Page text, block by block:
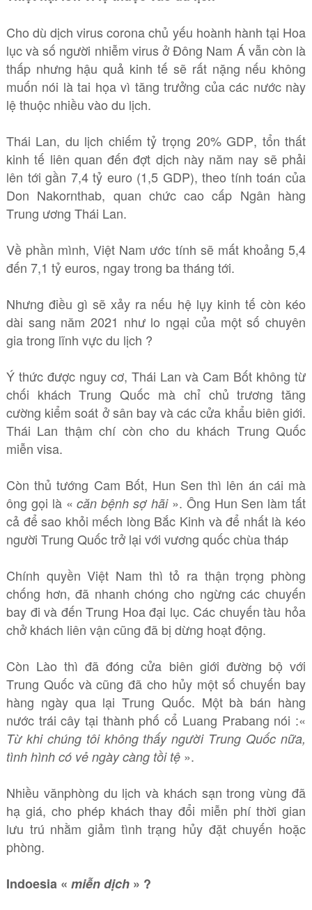
Cho dù dịch virus corona chủ yếu hoành hành tại Hoa
lục và số người nhiễm virus ở Đông Nam Á vẫn còn là
thấp nhưng hậu quả kinh tế sẽ rất nặng nếu không
muốn nói là tai họa vì tăng trưởng của các nước này
lệ thuộc nhiều vào du lịch.
Thái Lan, du lịch chiếm tỷ trọng 20% GDP, tổn thất
kinh tế liên quan đến đợt dịch này năm nay sẽ phải
lên tới gần 7,4 tỷ euro (1,5 GDP), theo tính toán của
Don Nakornthab, quan chức cao cấp Ngân hàng
Trung ương Thái Lan.
Về phần mình, Việt Nam ước tính sẽ mất khoảng 5,4
đến 7,1 tỷ euros, ngay trong ba tháng tới.
Nhưng điều gì sẽ xảy ra nếu hệ lụy kinh tế còn kéo
dài sang năm 2021 như lo ngại của một số chuyên
gia trong lĩnh vực du lịch ?
Ý thức được nguy cơ, Thái Lan và Cam Bốt không từ
chối khách Trung Quốc mà chỉ chủ trương tăng
cường kiểm soát ở sân bay và các cửa khẩu biên giới.
Thái Lan thậm chí còn cho du khách Trung Quốc
miễn visa.
Còn thủ tướng Cam Bốt, Hun Sen thì lên án cái mà
ông gọi là «căn bệnh sợ hãi ». Ông Hun Sen làm tất
cả để sao khỏi mếch lòng Bắc Kinh và để nhất là kéo
người Trung Quốc trở lại với vương quốc chùa tháp
Chính quyền Việt Nam thì tỏ ra thận trọng phòng
chống hơn, đã nhanh chóng cho ngừng các chuyến
bay đi và đến Trung Hoa đại lục. Các chuyến tàu hỏa
chở khách liên vận cũng đã bị dừng hoạt động.
Còn Lào thì đã đóng cửa biên giới đường bộ với
Trung Quốc và cũng đã cho hủy một số chuyến bay
hàng ngày qua lại Trung Quốc. Một bà bán hàng
nước trái cây tại thành phố cổ Luang Prabang nói :«
Từ khi chúng tôi không thấy người Trung Quốc nữa,
tình hình có vẻ ngày càng tồi tệ».
Nhiều vănphòng du lịch và khách sạn trong vùng đã
hạ giá, cho phép khách thay đổi miễn phí thời gian
lưu trú nhằm giảm tình trạng hủy đặt chuyến hoặc
phòng.
Indoesia « miễn dịch» ?